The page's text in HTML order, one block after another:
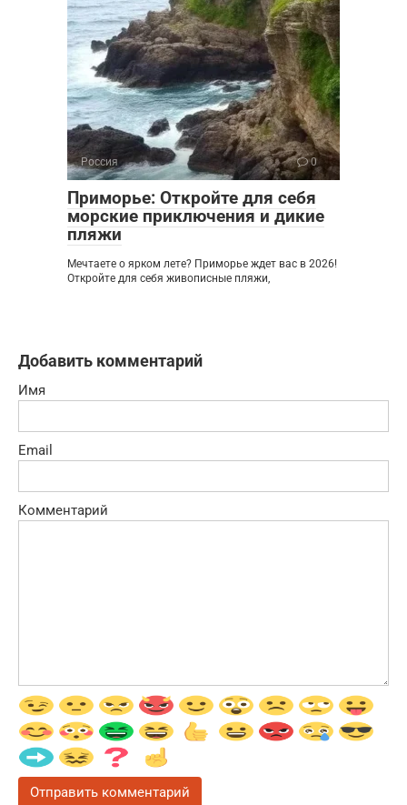
Россия 0
Приморье: Откройте для себя
морские приключения и дикие
пляжи
Мечтаете о ярком лете? Приморье ждет вас в 2026!
Откройте для себя живописные пляжи,
Добавить комментарий
Имя
Email
Комментарий